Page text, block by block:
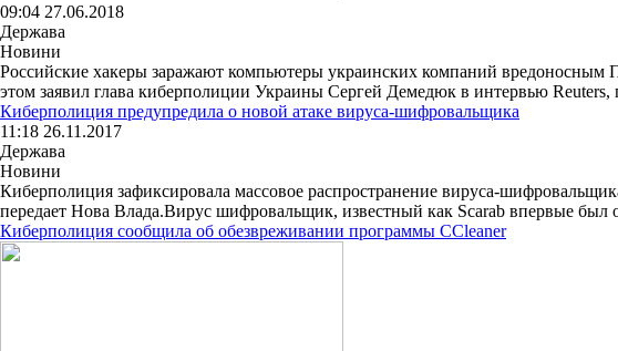
09:04 27.06.2018
Держава
Новини
Российские хакеры заражают компьютеры украинских компаний
этом заявил глава киберполиции Украины Сергей Демедюк в интервью Reuters,
Киберполиция предупредила о новой атаке вируса-шифровальщика
11:18 26.11.2017
Держава
Новини
Киберполиция зафиксировала массовое распространение вируса-
передает Нова Влада.Вирус шифровальщик, известный как Scarab впервые был
Киберполиция сообщила об обезвреживании программы CCleaner